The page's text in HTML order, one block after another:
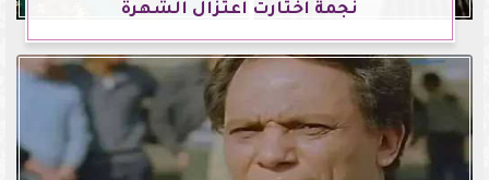
نجمة اختارت اعتزال الشهرة